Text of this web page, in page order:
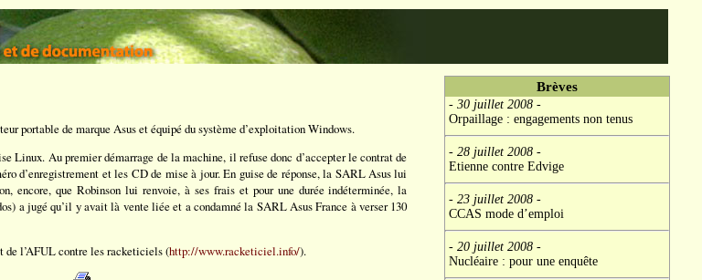
portable de marque Asus et équipé du système d’exploitation Windows.
Linux. Au premier démarrage de la machine, il refuse donc d’accepter le contrat de
d’enregistrement et les CD de mise à jour. En guise de réponse, la SARL Asus lui
encore, que Robinson lui renvoie, à ses frais et pour une durée indéterminée, la
a jugé qu’il y avait là vente liée et a condamné la SARL Asus France à verser 130
de l’AFUL contre les racketiciels (http://www.racketiciel.info/).
Brèves
- 30 juillet 2008-
Orpaillage : engagements non tenus
- 28 juillet 2008-
Etienne contre Edvige
- 23 juillet 2008-
CCAS mode d’emploi
- 20 juillet 2008-
Nucléaire : pour une enquête